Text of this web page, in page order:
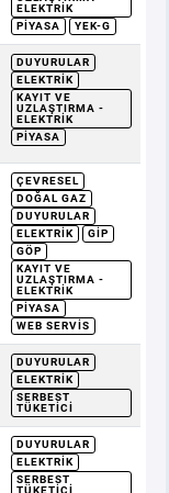
ELEKTRIK
PIYASA
YEK-G
DUYURULAR
ELEKTRIK
KAYIT VE
UZLAŞTIRMA -
ELEKTRIK
PIYASA
ÇEVRESEL
DOĞAL GAZ
DUYURULAR
ELEKTRIK
GİP
GÖP
KAYIT VE
UZLAŞTIRMA -
ELEKTRIK
PIYASA
WEB SERVIS
DUYURULAR
ELEKTRIK
SERBEST
TÜKETICI
DUYURULAR
ELEKTRIK
SERBEST
TÜKETICI